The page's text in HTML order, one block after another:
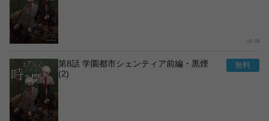
15
第8話 学園都市シェンティア前編・黒煙
(2)